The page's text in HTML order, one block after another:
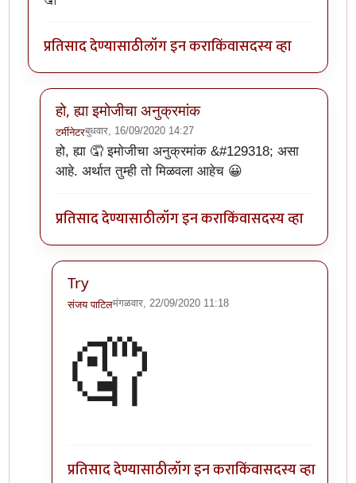
प्रतिसाद देण्यासाठीलॉग इन कराकिंवासदस्य व्हा
हो, ह्या इमोजीचा अनुक्रमांक
टर्मीनेटरबुधवार, 16/09/2020 14:27
In reply toही पण हल्ली बऱ्याच वेळेस वापरायला लागते.
हो, ह्या 🤦 इमोजीचा अनुक्रमांक &#129318; असा
आहे. अर्थात तुम्ही तो मिळवला आहेच 😀
प्रतिसाद देण्यासाठीलॉग इन कराकिंवासदस्य व्हा
Try
संजय पाटिलमंगळवार, 22/09/2020 11:18
🤦
प्रतिसाद देण्यासाठीलॉग इन कराकिंवासदस्य व्हा